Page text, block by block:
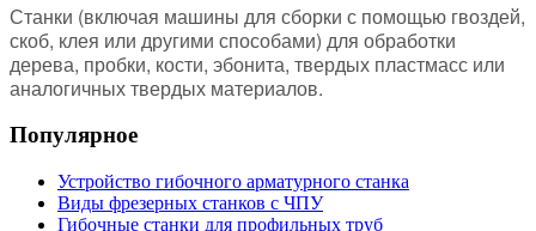
Станки (включая машины для сборки с помощью гвоздей,
скоб, клея или другими способами) для обработки
дерева, пробки, кости, эбонита, твердых пластмасс или
аналогичных твердых материалов.
Популярное
Устройство гибочного арматурного станка
Виды фрезерных станков с ЧПУ
Гибочные станки для профильных труб